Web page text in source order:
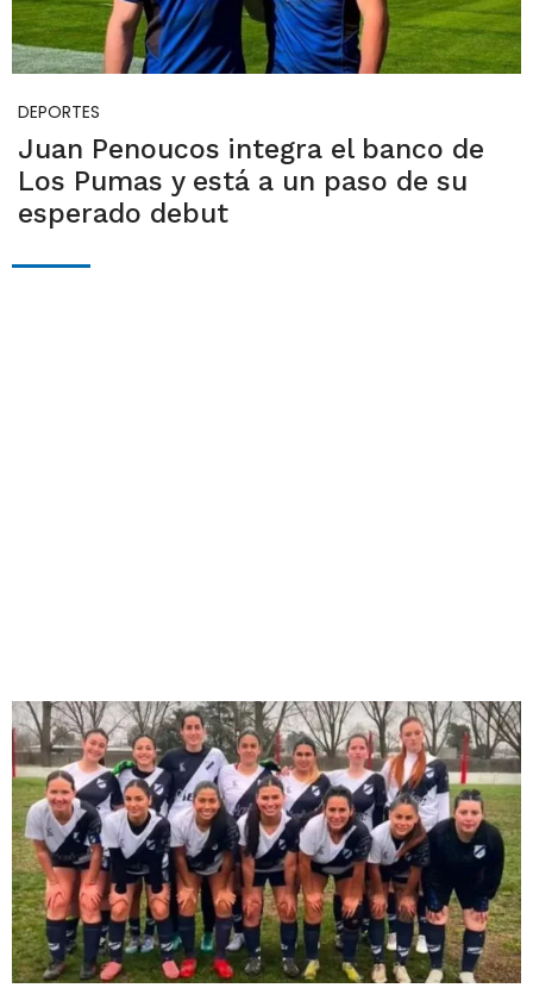
DEPORTES
Juan Penoucos integra el banco de
Los Pumas y está a un paso de su
esperado debut